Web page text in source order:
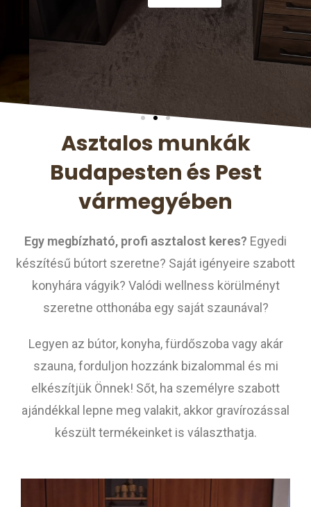
Asztalos munkák
Budapesten és Pest
vármegyében
Egy megbízható, profi asztalost keres? Egyedi
készítésű bútort szeretne? Saját igényeire szabott
konyhára vágyik? Valódi wellness körülményt
szeretne otthonába egy saját szaunával?
Legyen az bútor, konyha, fürdőszoba vagy akár
szauna, forduljon hozzánk bizalommal és mi
elkészítjük Önnek! Sőt, ha személyre szabott
ajándékkal lepne meg valakit, akkor gravírozással
készült termékeinket is választhatja.